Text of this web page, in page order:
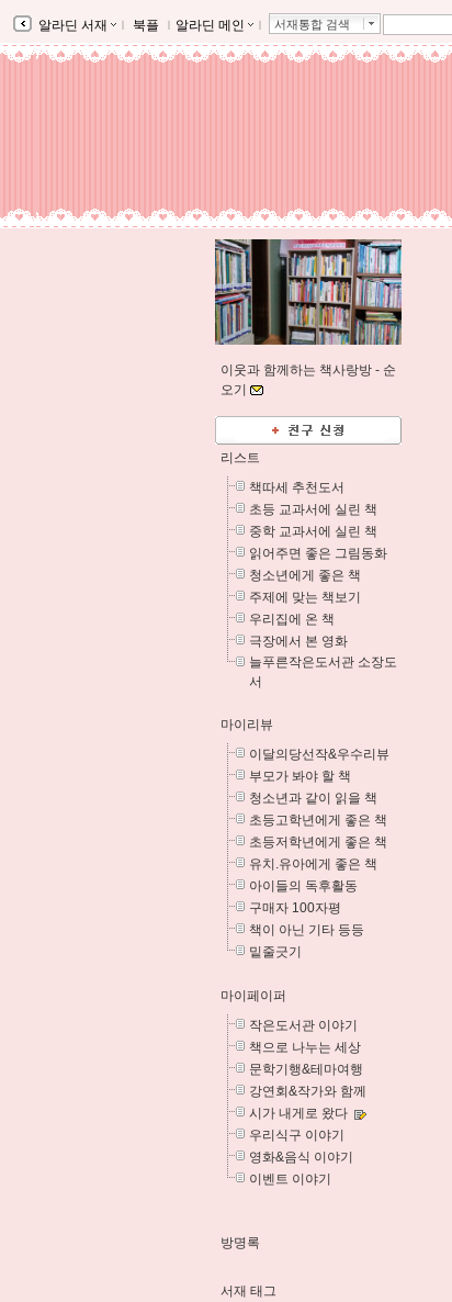
알라딘 서재 ｌ 북플 ｌ 알라딘 메인 ｌ 서재통합 검색
이웃과 함께하는 책사랑방 - 순
오기
리스트
책따세 추천도서
초등 교과서에 실린 책
중학 교과서에 실린 책
읽어주면 좋은 그림동화
청소년에게 좋은 책
주제에 맞는 책보기
우리집에 온 책
극장에서 본 영화
늘푸른작은도서관 소장도
서
마이리뷰
이달의당선작&우수리뷰
부모가 봐야 할 책
청소년과 같이 읽을 책
초등고학년에게 좋은 책
초등저학년에게 좋은 책
유치.유아에게 좋은 책
아이들의 독후활동
구매자 100자평
책이 아닌 기타 등등
밑줄긋기
마이페이퍼
작은도서관 이야기
책으로 나누는 세상
문학기행&테마여행
강연회&작가와 함께
시가 내게로 왔다
우리식구 이야기
영화&음식 이야기
이벤트 이야기
방명록
서재 태그